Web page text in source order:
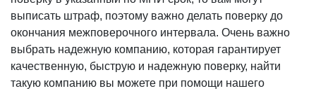
выписать штраф, поэтому важно делать поверку до
окончания межповерочного интервала. Очень важно
выбрать надежную компанию, которая гарантирует
качественную, быструю и надежную поверку, найти
такую компанию вы можете при помощи нашего